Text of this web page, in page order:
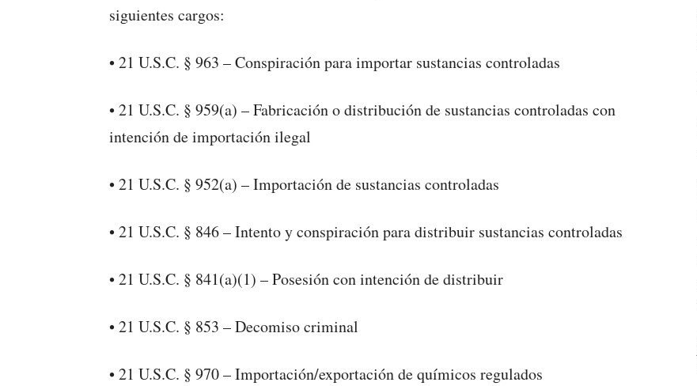
siguientes cargos:
• 21 U.S.C. § 963 – Conspiración para importar sustancias controladas
• 21 U.S.C. § 959(a) – Fabricación o distribución de sustancias controladas con
intención de importación ilegal
• 21 U.S.C. § 952(a) – Importación de sustancias controladas
• 21 U.S.C. § 846 – Intento y conspiración para distribuir sustancias controladas
• 21 U.S.C. § 841(a)(1) – Posesión con intención de distribuir
• 21 U.S.C. § 853 – Decomiso criminal
• 21 U.S.C. § 970 – Importación/exportación de químicos regulados